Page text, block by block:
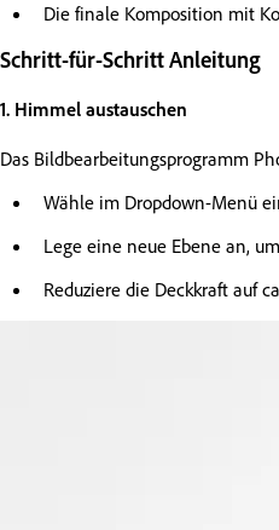
Die finale Komposition mit
Schritt-für-Schritt Anleitung
1. Himmel austauschen
Das Bildbearbeitungsprogramm
Wähle im Dropdown-Menü
Lege eine neue Ebene an,
Reduziere die Deckkraft auf